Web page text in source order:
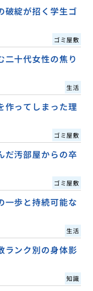
破綻が招く学生ゴ
ゴミ屋敷
二十代女性の焦り
生活
作ってしまった理
ゴミ屋敷
だ汚部屋からの卒
ゴミ屋敷
一歩と持続可能な
生活
ランク別の身体影
知識